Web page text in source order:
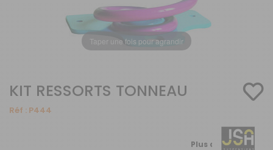
Taper une fois pour agrandir
KIT RESSORTS TONNEAU
Réf : P444
Plus de détails